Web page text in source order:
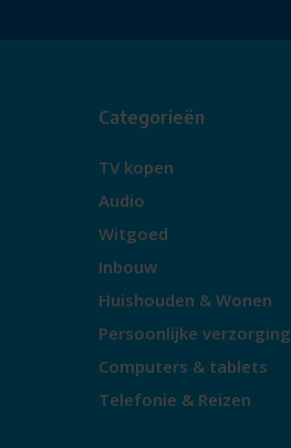
Categorieën
TV kopen
Audio
Witgoed
Inbouw
Huishouden & Wonen
Persoonlijke verzorging
Computers & tablets
Telefonie & Reizen